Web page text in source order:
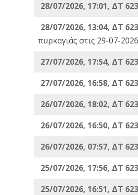
28/07/2026, 17:01, ΔΤ
28/07/2026, 13:04, ΔΤ
πυρκαγιάς στις 29-07-2026
27/07/2026, 17:54, ΔΤ
27/07/2026, 16:58, ΔΤ
26/07/2026, 18:02, ΔΤ
26/07/2026, 16:50, ΔΤ
26/07/2026, 07:57, ΔΤ
25/07/2026, 17:56, ΔΤ
25/07/2026, 16:51, ΔΤ